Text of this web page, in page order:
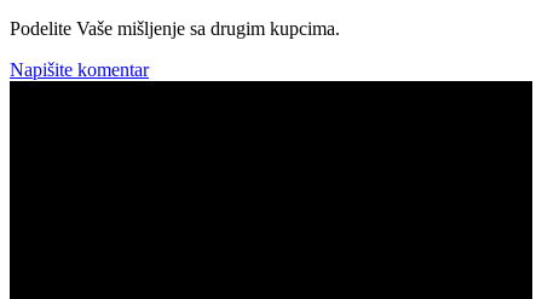
Podelite Vaše mišljenje sa drugim kupcima.
Napišite komentar